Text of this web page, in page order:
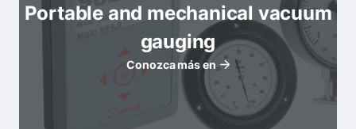
Portable and mechanical vacuum
gauging
Conozca más en